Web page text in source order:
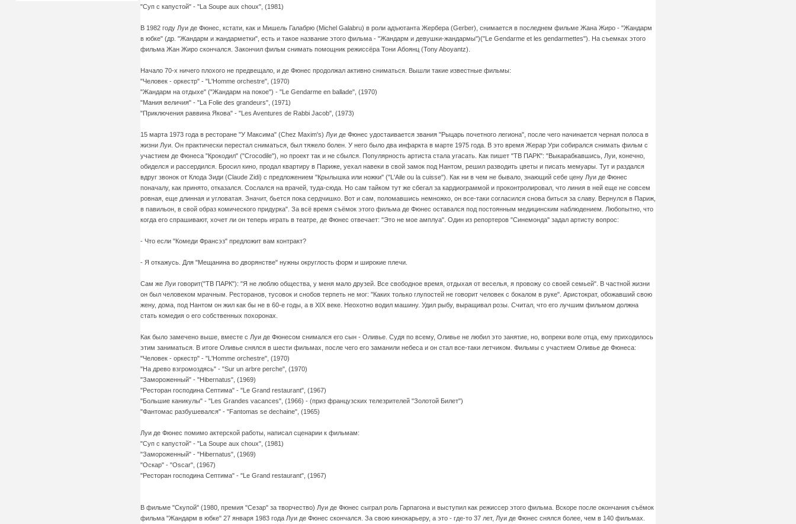
"Суп с капустой" - "La Soupe aux choux", (1981)
В 1982 году Луи де Фюнес, кстати, как и Мишель Галабрю (Michel Galabru) в роли адъютанта Жербера (Gerber), снимается в последнем фильме Жана Жиро - "Жандарм
в юбке" (др. "Жандарм и жандарметки", есть и такое название этого фильма - "Жандарм и девушки-жандармы")("Le Gendarme et les gendarmettes"). На съемках этого
фильма Жан Жиро скончался. Закончил фильм снимать помощник режиссёра Тони Абоянц (Tony Aboyantz).
Начало 70-х ничего плохого не предвещало, и де Фюнес продолжал активно сниматься. Вышли такие известные фильмы:
"Человек - оркестр" - "L'Homme orchestre", (1970)
"Жандарм на отдыхе" ("Жандарм на покое") - "Le Gendarme en ballade", (1970)
"Мания величия" - "La Folie des grandeurs", (1971)
"Приключения раввина Якова" - "Les Aventures de Rabbi Jacob", (1973)
15 марта 1973 года в ресторане "У Максима" (Chez Maxim's) Луи де Фюнес удостаивается звания "Рыцарь почетного легиона", после чего начинается черная полоса в
жизни Луи. Он практически перестал сниматься, был тяжело болен. У него было два инфаркта в марте 1975 года. В это время Жерар Ури собирался снимать фильм с
участием де Фюнеса "Крокодил" ("Crocodile"), но проект так и не сбылся. Популярность артиста стала угасать. Как пишет "ТВ ПАРК": "Выкарабкавшись, Луи, конечно,
обиделся и рассердился. Бросил кино, продал квартиру в Париже, уехал навеки в свой замок под Нантом, решил разводить цветы и писать мемуары. Тут и раздался
вдруг звонок от Клода Зиди (Claude Zidi) с предложением "Крылышка или ножки" ("L'Aile ou la cuisse"). Как ни в чем не бывало, знающий себе цену Луи де Фюнес
поначалу, как принято, отказался. Сослался на врачей, туда-сюда. Но сам тайком тут же сбегал за кардиограммой и проконтролировал, что линия в ней еще не совсем
ровная, еще длинная и угловатая. Значит, бьется пока сердчишко. Вот и сам, поломавшись немножко, он все-таки согласился снова биться за славу. Вернулся в Париж,
в павильон, в свой образ комического придурка". За всё время съёмок этого фильма де Фюнес оставался под постоянным медицинским наблюдением. Любопытно, что
когда его спрашивают, хочет ли он теперь играть в театре, де Фюнес отвечает: "Это не мое амплуа". Один из репортеров "Синемонда" задал артисту вопрос:
- Что если "Комеди Франсэз" предложит вам контракт?
- Я откажусь. Для "Мещанина во дворянстве" нужны округлость форм и широкие плечи.
Сам же Луи говорит("ТВ ПАРК"): "Я не люблю общества, у меня мало друзей. Все свободное время, отдыхая от веселья, я провожу со своей семьей". В частной жизни
он был человеком мрачным. Ресторанов, тусовок и снобов терпеть не мог: "Каких только глупостей не говорит человек с бокалом в руке". Аристократ, обожавший свою
жену, дома, под Нантом он жил как бы не в 60-е годы, а в XIX веке. Неохотно водил машину. Удил рыбу, выращивал розы. Считал, что его лучшим фильмом должна
стать комедия о его собственных похоронах.
Как было замечено выше, вместе с Луи де Фюнесом снимался его сын - Оливье. Судя по всему, Оливье не любил это занятие, но, вопреки воле отца, ему приходилось
этим заниматься. В итоге Оливье снялся в шести фильмах, после чего его заманили небеса и он стал все-таки летчиком. Фильмы с участием Оливье де Фюнеса:
"Человек - оркестр" - "L'Homme orchestre", (1970)
"На древо взгромоздясь" - "Sur un arbre perche", (1970)
"Замороженный" - "Hibernatus", (1969)
"Ресторан господина Септима" - "Le Grand restaurant", (1967)
"Большие каникулы" - "Les Grandes vacances", (1966) - (приз французских телезрителей "Золотой Билет")
"Фантомас разбушевался" - "Fantomas se dechaine", (1965)
Луи де Фюнес помимо актерской работы, написал сценарии к фильмам:
"Суп с капустой" - "La Soupe aux choux", (1981)
"Замороженный" - "Hibernatus", (1969)
"Оскар" - "Oscar", (1967)
"Ресторан господина Септима" - "Le Grand restaurant", (1967)
В фильме "Скупой" (1980, премия "Сезар" за творчество) Луи де Фюнес сыграл роль Гарпагона и выступил как режиссер этого фильма. Вскоре после окончания съёмок
фильма "Жандарм в юбке" 27 января 1983 года Луи де Фюнес скончался. За свою кинокарьеру, а это - где-то 37 лет, Луи де Фюнес снялся более, чем в 140 фильмах.